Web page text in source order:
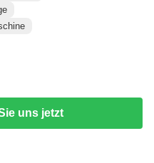
uns jetzt